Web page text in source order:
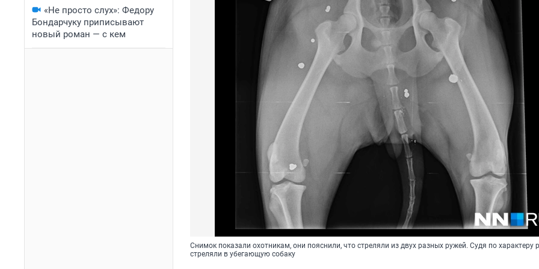
«Не просто слух»: Федору
Бондарчуку приписывают
новый роман — с кем
Снимок показали охотникам, они пояснили, что стреляли из двух разных ружей. Судя по характеру
стреляли в убегающую собаку